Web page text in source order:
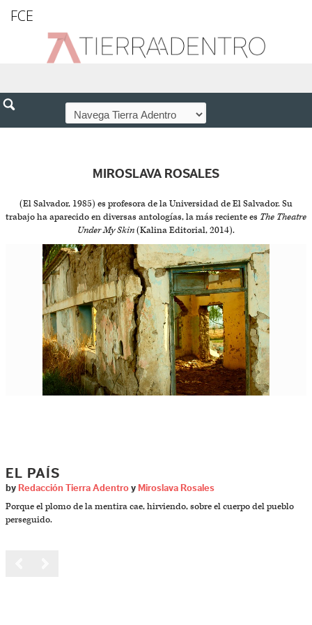
FCE
MIROSLAVA ROSALES
(El Salvador, 1985) es profesora de la Universidad de El Salvador. Su
trabajo ha aparecido en diversas antologías, la más reciente es The Theatre
Under My Skin(Kalina Editorial, 2014).
EL PAÍS
by Redacción Tierra Adentro y Miroslava Rosales
Porque el plomo de la mentira cae, hirviendo, sobre el cuerpo del pueblo
perseguido.